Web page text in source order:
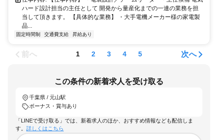
ハード設計担当の主任として 開発から量産化までの一連の業務を担
当して頂きます。 【具体的な業務】 ・大手電機メーカー様の家電製
品...
固定時間制 交通費支給 昇給あり
前へ 1 2 3 4 5 次へ
この条件の新着求人を受け取る
千葉県 / 元山駅
ボーナス・賞与あり
「LINEで受け取る」では、新着求人のほか、おすすめ情報なども配信しま
す。 詳しくはこちら